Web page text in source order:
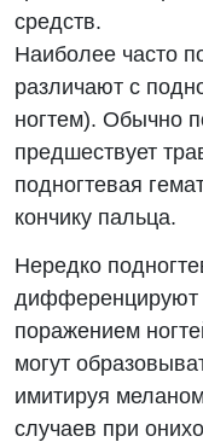
средств.
Наиболее часто
различают с
ногтем). Обычно
предшествует
подногтевая
кончику пальца.
Нередко
дифференцируют
поражением
могут
имитируя
случаев при